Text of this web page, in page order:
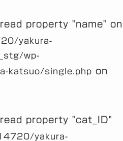
property "name" on
yakura-
wp-
katsuo/single.php on
property "cat_ID"
yakura-